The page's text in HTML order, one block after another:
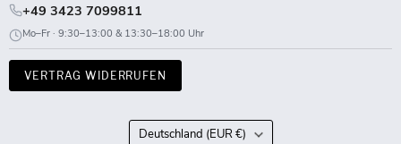
+49 3423 7099811
Mo–Fr · 9:30–13:00 & 13:30–18:00 Uhr
VERTRAG WIDERRUFEN
Land
Deutschland (EUR €)